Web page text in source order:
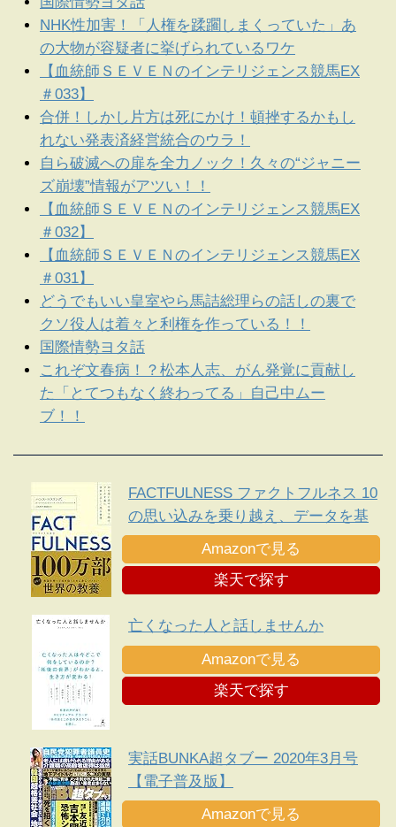
NHK性加害！「人権を蹂躙しまくっていた」あ
の大物が容疑者に挙げられているワケ
【血統師ＳＥＶＥＮのインテリジェンス競馬EX
＃033】
合併！しかし片方は死にかけ！頓挫するかもし
れない発表済経営統合のウラ！
自ら破滅への扉を全力ノック！久々の“ジャニー
ズ崩壊”情報がアツい！！
【血統師ＳＥＶＥＮのインテリジェンス競馬EX
＃032】
【血統師ＳＥＶＥＮのインテリジェンス競馬EX
＃031】
どうでもいい皇室やら馬詰総理らの話しの裏で
クソ役人は着々と利権を作っている！！
国際情勢ヨタ話
これぞ文春病！？松本人志、がん発覚に貢献し
た「とてつもなく終わってる」自己中ムー
ブ！！
FACTFULNESS ファクトフルネス 10
の思い込みを乗り越え、データを基
に世界を正しく見る習慣
Amazonで見る
楽天で探す
亡くなった人と話しませんか
Amazonで見る
楽天で探す
実話BUNKA超タブー 2020年3月号
【電子普及版】
Amazonで見る